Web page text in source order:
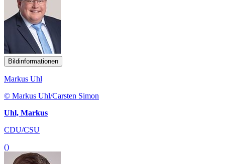
Bildinformationen
Markus Uhl
© Markus Uhl/Carsten Simon
Uhl, Markus
CDU/CSU
()